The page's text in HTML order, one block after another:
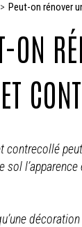
> Peut-on rénover
ON
contrecollé
sol l’apparence